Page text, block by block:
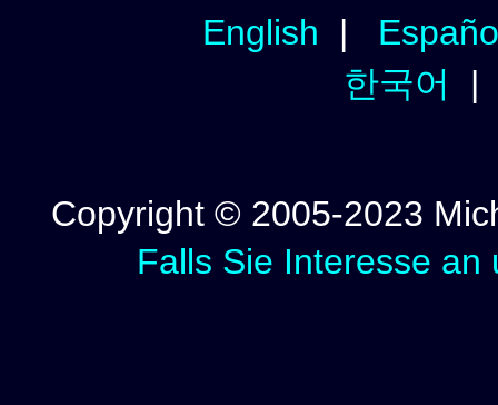
English |
한국어
Copyright © 2005-2023
Falls Sie Interesse